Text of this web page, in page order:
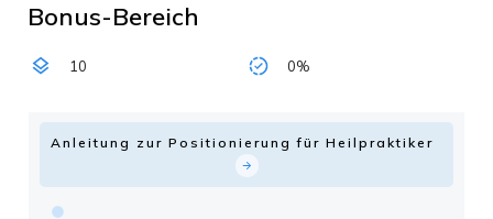
Bonus-Bereich
10 0%
Anleitung zur Positionierung für Heilpraktiker